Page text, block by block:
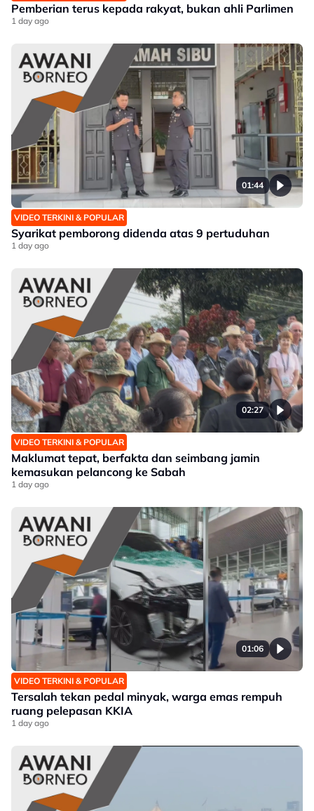
Pemberian terus kepada rakyat, bukan ahli Parlimen
1 day ago
01:44
VIDEO TERKINI & POPULAR
Syarikat pemborong didenda atas 9 pertuduhan
1 day ago
02:27
VIDEO TERKINI & POPULAR
Maklumat tepat, berfakta dan seimbang jamin
kemasukan pelancong ke Sabah
1 day ago
01:06
VIDEO TERKINI & POPULAR
Tersalah tekan pedal minyak, warga emas rempuh
ruang pelepasan KKIA
1 day ago